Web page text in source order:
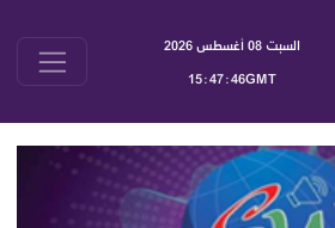
السبت 08 أغسطس 2026
15:47:47GMT